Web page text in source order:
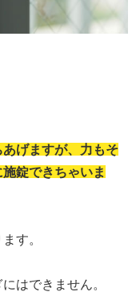
げますが、力もそ
錠できちゃいま
す。
はできません。